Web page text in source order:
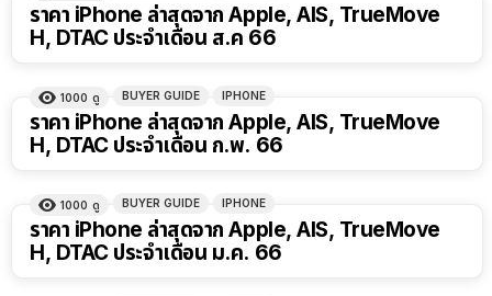
ราคา iPhone ล่าสุดจาก Apple, AIS, TrueMove
H, DTAC ประจำเดือน ส.ค 66
1000 ดู BUYER GUIDE IPHONE
ราคา iPhone ล่าสุดจาก Apple, AIS, TrueMove
H, DTAC ประจำเดือน ก.พ. 66
1000 ดู BUYER GUIDE IPHONE
ราคา iPhone ล่าสุดจาก Apple, AIS, TrueMove
H, DTAC ประจำเดือน ม.ค. 66